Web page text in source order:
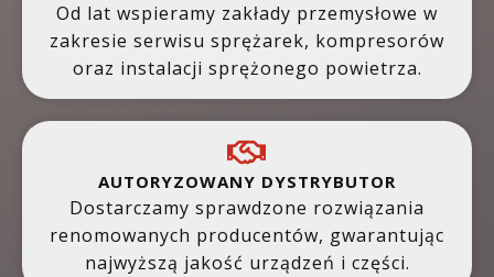
Od lat wspieramy zakłady przemysłowe w
zakresie serwisu sprężarek, kompresorów
oraz instalacji sprężonego powietrza.
AUTORYZOWANY DYSTRYBUTOR
Dostarczamy sprawdzone rozwiązania
renomowanych producentów, gwarantując
najwyższą jakość urządzeń i części.